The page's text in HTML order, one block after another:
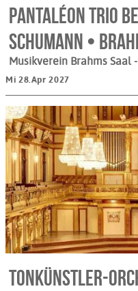
Pantaléon Trio
Schumann •
Musikverein Brahms Saal
Mi 28.Apr 2027
Tonkünstler-